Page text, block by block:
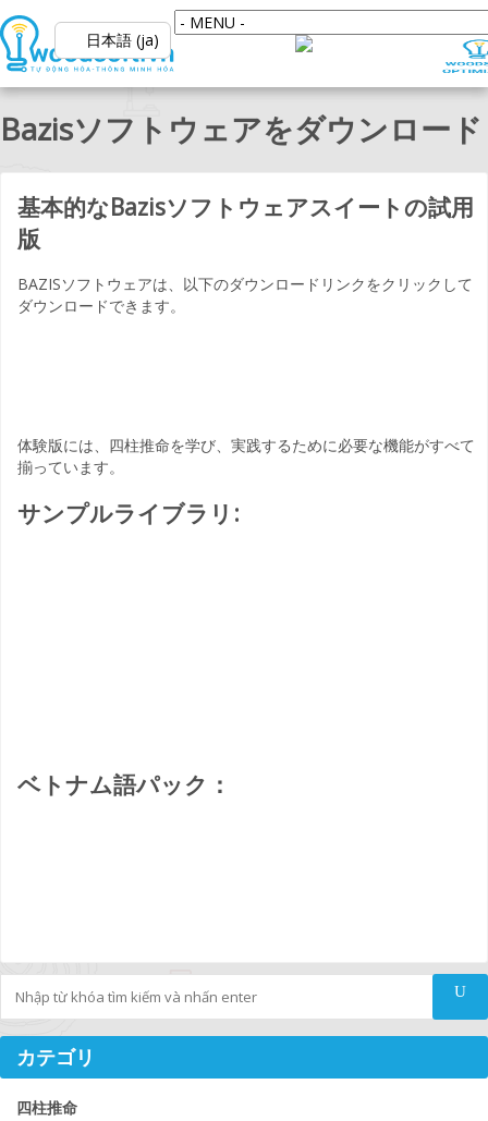
Bazisソフトウェアをダウンロード
基本的なBazisソフトウェアスイートの試用
版
BAZISソフトウェアは、以下のダウンロードリンクをクリックして
ダウンロードできます。
体験版には、四柱推命を学び、実践するために必要な機能がすべて
揃っています。
サンプルライブラリ:
ベトナム語パック：
カテゴリ
四柱推命
日本語 (ja)